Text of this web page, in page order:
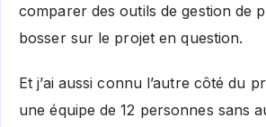
comparer des outils de gestion de
bosser sur le projet en question.
Et j’ai aussi connu l’autre côté du
une équipe de 12 personnes sans